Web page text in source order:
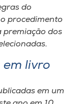
do
procedimento
premiação dos
em livro
em um